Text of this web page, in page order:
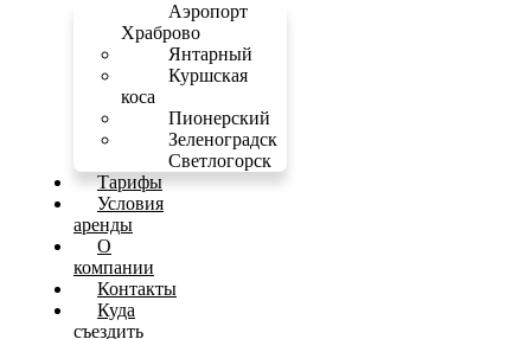
Аэропорт
Храброво
Янтарный
Куршская
коса
Пионерский
Зеленоградск
Светлогорск
Тарифы
Условия
аренды
О
компании
Контакты
Куда
съездить